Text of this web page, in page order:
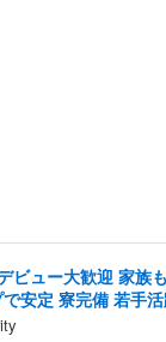
ビュー大歓迎 家族
で安定 寮完備 若手